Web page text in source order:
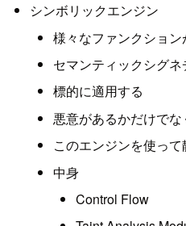
シンボリックエンジン
様々なファンクション
セマンティックシグ
標的に適用する
悪意があるかだけでな
このエンジンを使っ
中身
Control Flow